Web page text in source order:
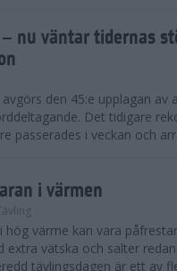
nu väntar tidernas
den 45:e upplagan av
Det tidigare
passerades i veckan och
i värmen
värme kan vara
vätska och salter
tävlingsdagen är ett av